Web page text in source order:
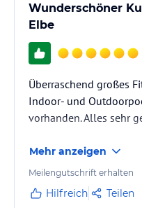
Wunderschöner
Elbe
Überraschend großes
Indoor- und
vorhanden. Alles sehr
Mehr anzeigen
Meilengutschrift erhalten
Hilfreich Teilen